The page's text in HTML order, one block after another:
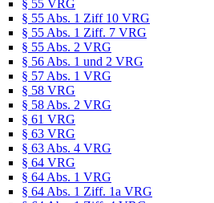
§ 55 VRG
§ 55 Abs. 1 Ziff 10 VRG
§ 55 Abs. 1 Ziff. 7 VRG
§ 55 Abs. 2 VRG
§ 56 Abs. 1 und 2 VRG
§ 57 Abs. 1 VRG
§ 58 VRG
§ 58 Abs. 2 VRG
§ 61 VRG
§ 63 VRG
§ 63 Abs. 4 VRG
§ 64 VRG
§ 64 Abs. 1 VRG
§ 64 Abs. 1 Ziff. 1a VRG